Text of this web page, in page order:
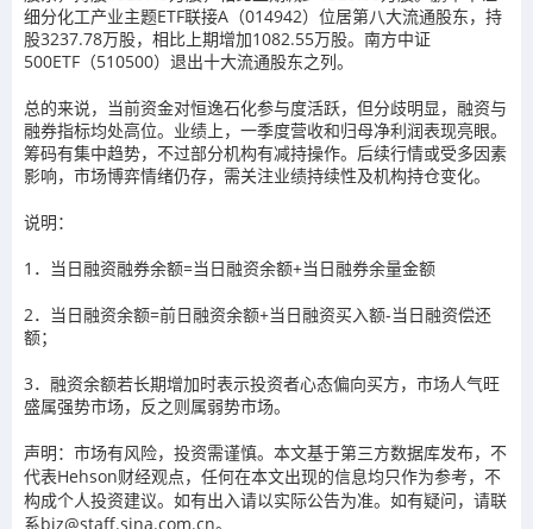
细分化工产业主题ETF联接A（014942）位居第八大流通股东，持
股3237.78万股，相比上期增加1082.55万股。南方中证
500ETF（510500）退出十大流通股东之列。
总的来说，当前资金对恒逸石化参与度活跃，但分歧明显，融资与
融券指标均处高位。业绩上，一季度营收和归母净利润表现亮眼。
筹码有集中趋势，不过部分机构有减持操作。后续行情或受多因素
影响，市场博弈情绪仍存，需关注业绩持续性及机构持仓变化。
说明：
1．当日融资融券余额=当日融资余额+当日融券余量金额
2．当日融资余额=前日融资余额+当日融资买入额-当日融资偿还
额；
3．融资余额若长期增加时表示投资者心态偏向买方，市场人气旺
盛属强势市场，反之则属弱势市场。
声明：市场有风险，投资需谨慎。本文基于第三方数据库发布，不
代表Hehson财经观点，任何在本文出现的信息均只作为参考，不
构成个人投资建议。如有出入请以实际公告为准。如有疑问，请联
系biz@staff.sina.com.cn。